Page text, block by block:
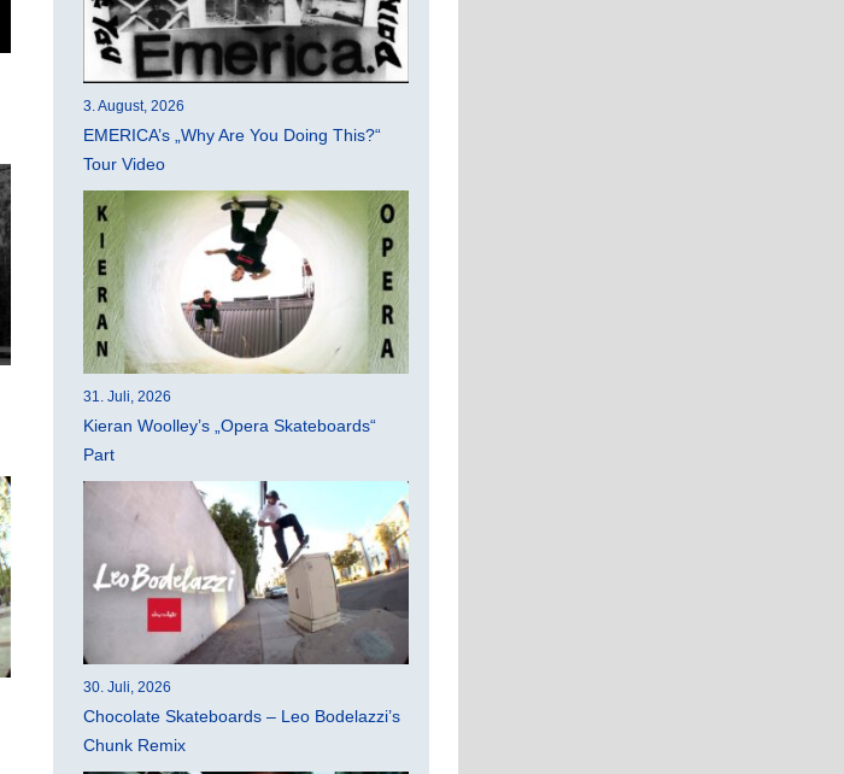
3. August, 2026
EMERICA’s „Why Are You Doing This?“
Tour Video
31. Juli, 2026
Kieran Woolley’s „Opera Skateboards“
Part
30. Juli, 2026
Chocolate Skateboards – Leo Bodelazzi’s
Chunk Remix